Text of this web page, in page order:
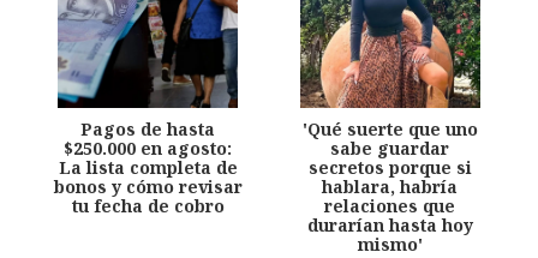
Pagos de hasta
$250.000 en agosto:
La lista completa de
bonos y cómo revisar
tu fecha de cobro
'Qué suerte que uno
sabe guardar
secretos porque si
hablara, habría
relaciones que
durarían hasta hoy
mismo'